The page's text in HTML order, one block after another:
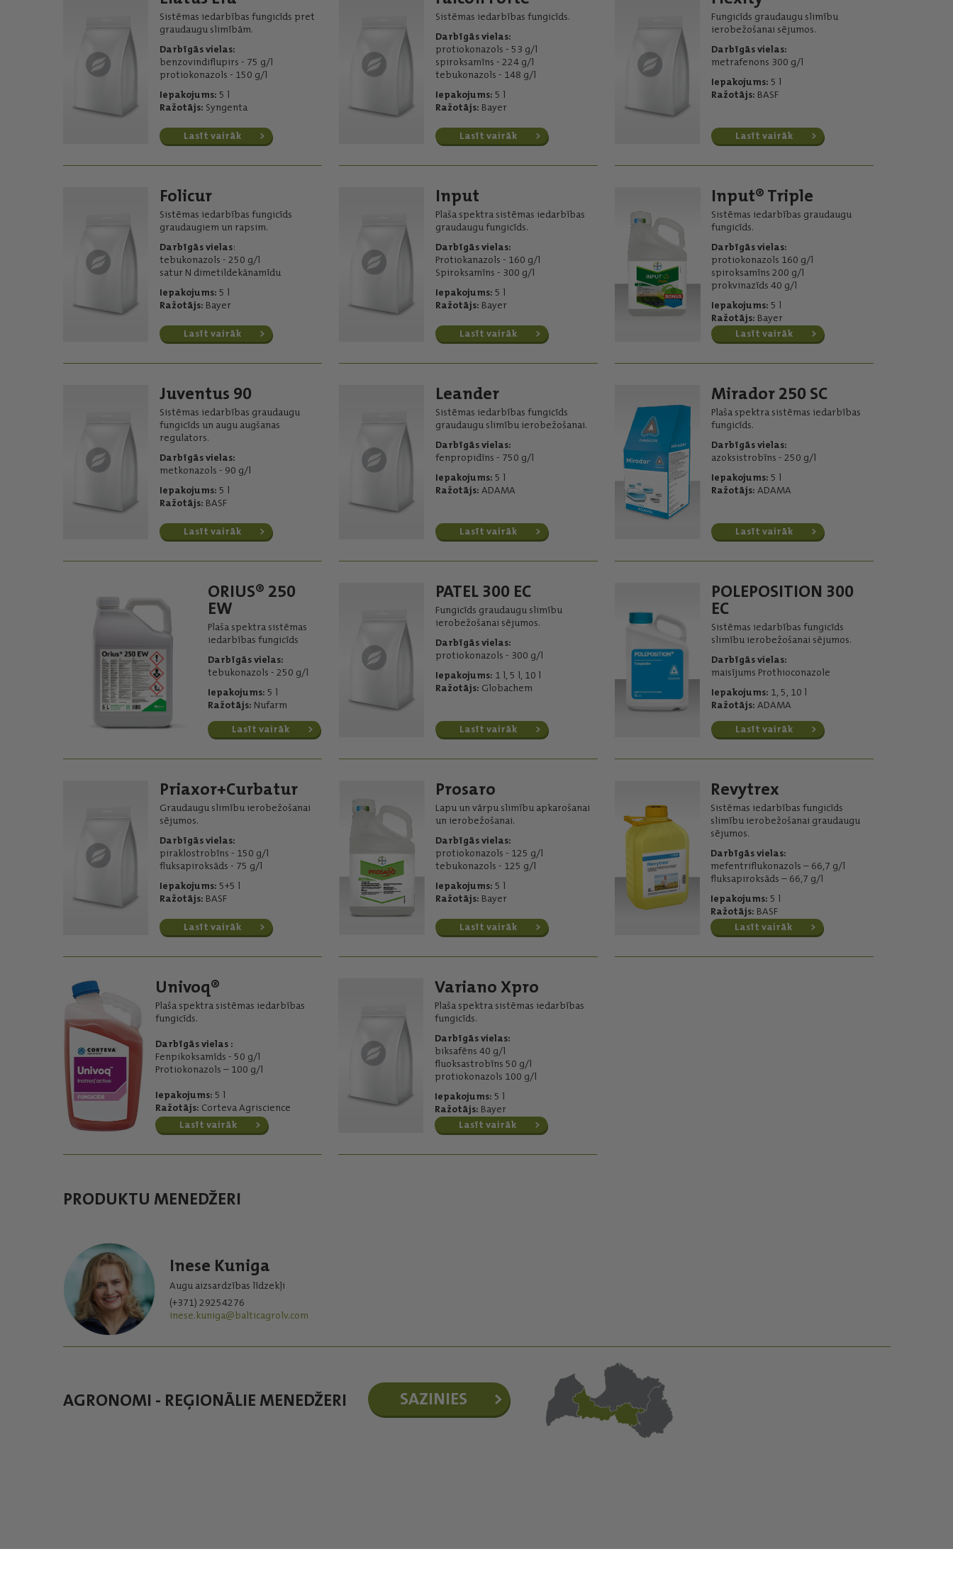
Sistēmas iedarbības fungicīds pret
graudaugu slimībām.
Darbīgās vielas:
benzovindiflupirs - 75 g/l
protiokonazols - 150 g/l
Iepakojums: 5 l
Ražotājs: Syngenta
Lasīt vairāk
Sistēmas iedarbības fungicīds.
Darbīgās vielas:
protiokonazols - 53 g/l
spiroksamīns - 224 g/l
tebukonazols - 148 g/l
Iepakojums: 5 l
Ražotājs: Bayer
Lasīt vairāk
Fungicīds graudaugu slimību
ierobežošanai sējumos.
Darbīgās vielas:
metrafenons 300 g/l
Iepakojums: 5 l
Ražotājs: BASF
Lasīt vairāk
Folicur
Sistēmas iedarbības fungicīds
graudaugiem un rapsim.
Darbīgās vielas:
tebukonazols - 250 g/l
satur N dimetildekānamīdu
Iepakojums: 5 l
Ražotājs: Bayer
Lasīt vairāk
Input
Plaša spektra sistēmas iedarbības
graudaugu fungicīds.
Darbīgās vielas:
Protiokanazols - 160 g/l
Spiroksamīns - 300 g/l
Iepakojums: 5 l
Ražotājs: Bayer
Lasīt vairāk
Input® Triple
Sistēmas iedarbības graudaugu
fungicīds.
Darbīgās vielas:
protiokonazols 160 g/l
spiroksamīns 200 g/l
prokvinazīds 40 g/l
Iepakojums: 5 l
Ražotājs: Bayer
Lasīt vairāk
Juventus 90
Sistēmas iedarbības graudaugu
fungicīds un augu augšanas
regulators.
Darbīgās vielas:
metkonazols - 90 g/l
Iepakojums: 5 l
Ražotājs: BASF
Lasīt vairāk
Leander
Sistēmas iedarbības fungicīds
graudaugu slimību ierobežošanai.
Darbīgās vielas:
fenpropidīns - 750 g/l
Iepakojums: 5 l
Ražotājs: ADAMA
Lasīt vairāk
Mirador 250 SC
Plaša spektra sistēmas iedarbības
fungicīds.
Darbīgās vielas:
azoksistrobīns - 250 g/l
Iepakojums: 5 l
Ražotājs: ADAMA
Lasīt vairāk
ORIUS® 250
EW
Plaša spektra sistēmas
iedarbības fungicīds
Darbīgās vielas:
tebukonazols - 250 g/l
Iepakojums: 5 l
Ražotājs: Nufarm
Lasīt vairāk
PATEL 300 EC
Fungicīds graudaugu slimību
ierobežošanai sējumos.
Darbīgās vielas:
protiokonazols - 300 g/l
Iepakojums: 1 l, 5 l, 10 l
Ražotājs: Globachem
Lasīt vairāk
POLEPOSITION 300
EC
Sistēmas iedarbības fungicīds
slimību ierobežošanai sējumos.
Darbīgās vielas:
maisījums Prothioconazole
Iepakojums: 1, 5, 10 l
Ražotājs: ADAMA
Lasīt vairāk
Priaxor+Curbatur
Graudaugu slimību ierobežošanai
sējumos.
Darbīgās vielas:
piraklostrobīns - 150 g/l
fluksapiroksāds - 75 g/l
Iepakojums: 5+5 l
Ražotājs: BASF
Lasīt vairāk
Prosaro
Lapu un vārpu slimību apkarošanai
un ierobežošanai.
Darbīgās vielas:
protiokonazols - 125 g/l
tebukonazols - 125 g/l
Iepakojums: 5 l
Ražotājs: Bayer
Lasīt vairāk
Revytrex
Sistēmas iedarbības fungicīds
slimību ierobežošanai graudaugu
sējumos.
Darbīgās vielas:
mefentriflukonazols – 66,7 g/l
fluksapiroksāds – 66,7 g/l
Iepakojums: 5 l
Ražotājs: BASF
Lasīt vairāk
Univoq®
Plaša spektra sistēmas iedarbības
fungicīds.
Darbīgās vielas :
Fenpikoksamīds - 50 g/l
Protiokonazols – 100 g/l
Iepakojums: 5 l
Ražotājs: Corteva Agriscience
Lasīt vairāk
Variano Xpro
Plaša spektra sistēmas iedarbības
fungicīds.
Darbīgās vielas:
biksafēns 40 g/l
fluoksastrobīns 50 g/l
protiokonazols 100 g/l
Iepakojums: 5 l
Ražotājs: Bayer
Lasīt vairāk
PRODUKTU MENEDŽERI
Inese Kuniga
Augu aizsardzības līdzekļi
(+371) 29254276
inese.kuniga@balticagrolv.com
AGRONOMI - REĢIONĀLIE MENEDŽERI SAZINIES